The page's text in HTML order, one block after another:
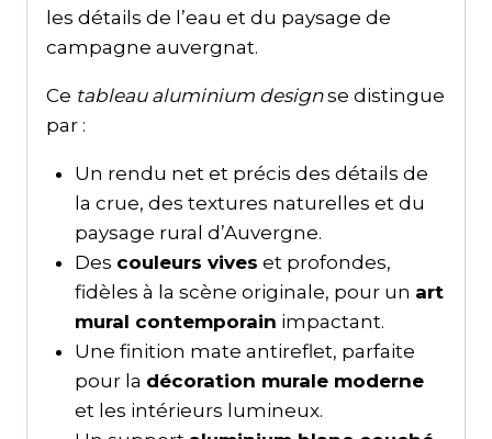
les détails de l’eau et du paysage de
campagne auvergnat.
Ce tableau aluminium designse distingue
par :
Un rendu net et précis des détails de
la crue, des textures naturelles et du
paysage rural d’Auvergne.
Des couleurs vives et profondes,
fidèles à la scène originale, pour un art
mural contemporain impactant.
Une finition mate antireflet, parfaite
pour la décoration murale moderne
et les intérieurs lumineux.